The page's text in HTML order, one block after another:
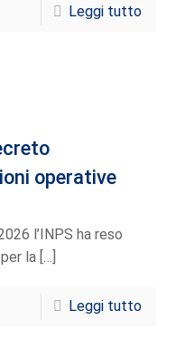
Leggi tutto
operative
l’INPS ha reso
la […]
Leggi tutto